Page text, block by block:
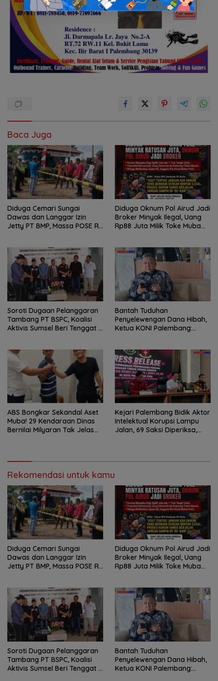
Baca Juga
Diduga Cemari Sungai
Dawas dan Langgar Izin
Jetty PT BMP, Massa POSE RI
Tuntas
Diduga Oknum Pol Airud Jadi
Broker Minyak Ilegal, Uang
Rp88 Juta Milik Toke Muba
Soroti Dugaan Pelanggaran
Tambang PT BSPC, Koalisi
Aktivis Sumsel Beri Tenggat 1
Bantah Tuduhan
Penyelewengan Dana Hibah,
Ketua KONI Palembang:
ABS Bongkar Sekandal Aset
Muba! 29 Kendaraan Dinas
Bernilai Milyaran Tak Jelas
Kejari Palembang Bidik Aktor
Intelektual Korupsi Lampu
Jalan, 69 Saksi Diperiksa,
Rekomendasi untuk kamu
Diduga Cemari Sungai
Dawas dan Langgar Izin
Jetty PT BMP, Massa POSE RI
Tuntas
Diduga Oknum Pol Airud Jadi
Broker Minyak Ilegal, Uang
Rp88 Juta Milik Toke Muba
Soroti Dugaan Pelanggaran
Tambang PT BSPC, Koalisi
Aktivis Sumsel Beri Tenggat 1
Bantah Tuduhan
Penyelewengan Dana Hibah,
Ketua KONI Palembang: